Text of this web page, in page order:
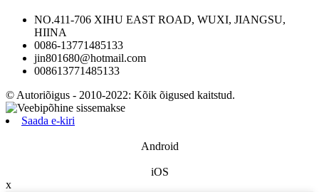
NO.411-706 XIHU EAST ROAD, WUXI, JIANGSU,
HIINA
0086-13771485133
jin801680@hotmail.com
008613771485133
© Autoriõigus - 2010-2022: Kõik õigused kaitstud.
Saada e-kiri
Android
iOS
x